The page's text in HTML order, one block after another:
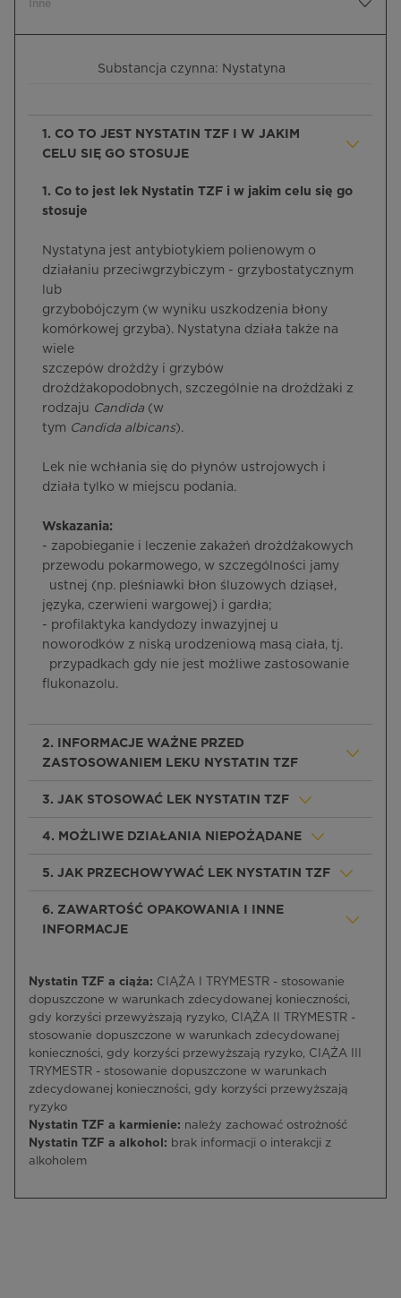
Inne
Substancja czynna: Nystatyna
1. CO TO JEST NYSTATIN TZF I W JAKIM
CELU SIĘ GO STOSUJE
1. Co to jest lek Nystatin TZF i w jakim celu się go
stosuje
Nystatyna jest antybiotykiem polienowym o
działaniu przeciwgrzybiczym - grzybostatycznym
lub
grzybobójczym (w wyniku uszkodzenia błony
komórkowej grzyba). Nystatyna działa także na
wiele
szczepów drożdży i grzybów
drożdżakopodobnych, szczególnie na drożdżaki z
rodzaju Candida (w
tym Candida albicans).
Lek nie wchłania się do płynów ustrojowych i
działa tylko w miejscu podania.
Wskazania:
- zapobieganie i leczenie zakażeń drożdżakowych
przewodu pokarmowego, w szczególności jamy
ustnej (np. pleśniawki błon śluzowych dziąseł,
języka, czerwieni wargowej) i gardła;
- profilaktyka kandydozy inwazyjnej u
noworodków z niską urodzeniową masą ciała, tj.
przypadkach gdy nie jest możliwe zastosowanie
flukonazolu.
2. INFORMACJE WAŻNE PRZED
ZASTOSOWANIEM LEKU NYSTATIN TZF
3. JAK STOSOWAĆ LEK NYSTATIN TZF
4. MOŻLIWE DZIAŁANIA NIEPOŻĄDANE
5. JAK PRZECHOWYWAĆ LEK NYSTATIN TZF
6. ZAWARTOŚĆ OPAKOWANIA I INNE
INFORMACJE
Nystatin TZF a ciąża: CIĄŻA I TRYMESTR - stosowanie
dopuszczone w warunkach zdecydowanej konieczności,
gdy korzyści przewyższają ryzyko, CIĄŻA II TRYMESTR -
stosowanie dopuszczone w warunkach zdecydowanej
konieczności, gdy korzyści przewyższają ryzyko, CIĄŻA III
TRYMESTR - stosowanie dopuszczone w warunkach
zdecydowanej konieczności, gdy korzyści przewyższają
ryzyko
Nystatin TZF a karmienie: należy zachować ostrożność
Nystatin TZF a alkohol: brak informacji o interakcji z
alkoholem